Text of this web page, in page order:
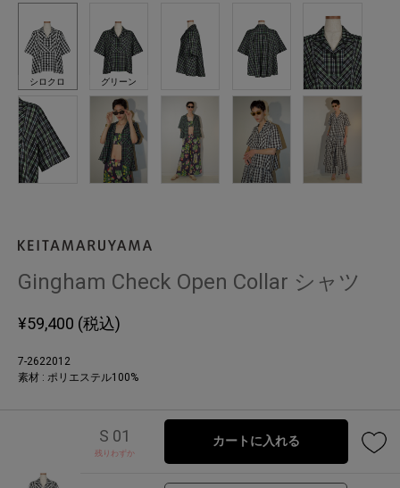
シロクロ グリーン
Gingham Check Open Collar シャツ
¥59,400 (税込)
7-2622012
素材 : ポリエステル100%
S 01
残りわずか
カートに入れる